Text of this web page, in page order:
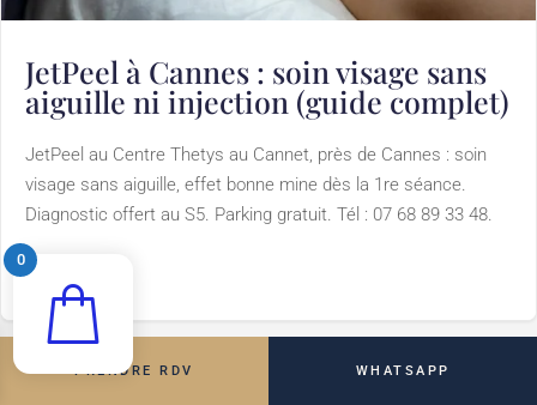
JetPeel à Cannes : soin visage sans
aiguille ni injection (guide complet)
JetPeel au Centre Thetys au Cannet, près de Cannes : soin
visage sans aiguille, effet bonne mine dès la 1re séance.
Diagnostic offert au S5. Parking gratuit. Tél : 07 68 89 33 48.
Lire l'article
0